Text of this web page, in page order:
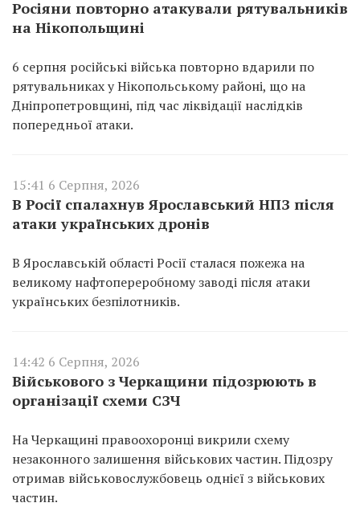
Росіяни повторно атакували рятувальників
на Нікопольщині
6 серпня російські війська повторно вдарили по
рятувальниках у Нікопольському районі, що на
Дніпропетровщині, під час ліквідації наслідків
попередньої атаки.
15:41 6 Серпня, 2026
В Росії спалахнув Ярославський НПЗ після
атаки українських дронів
В Ярославській області Росії сталася пожежа на
великому нафтопереробному заводі після атаки
українських безпілотників.
14:42 6 Серпня, 2026
Військового з Черкащини підозрюють в
організації схеми СЗЧ
На Черкащині правоохоронці викрили схему
незаконного залишення військових частин. Підозру
отримав військовослужбовець однієї з військових
частин.